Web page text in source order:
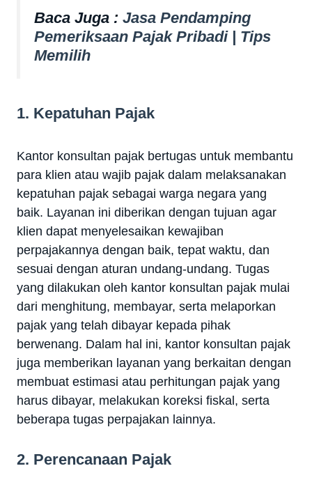
Baca Juga : Jasa Pendamping
Pemeriksaan Pajak Pribadi | Tips
Memilih
1. Kepatuhan Pajak
Kantor konsultan pajak bertugas untuk membantu
para klien atau wajib pajak dalam melaksanakan
kepatuhan pajak sebagai warga negara yang
baik. Layanan ini diberikan dengan tujuan agar
klien dapat menyelesaikan kewajiban
perpajakannya dengan baik, tepat waktu, dan
sesuai dengan aturan undang-undang. Tugas
yang dilakukan oleh kantor konsultan pajak mulai
dari menghitung, membayar, serta melaporkan
pajak yang telah dibayar kepada pihak
berwenang. Dalam hal ini, kantor konsultan pajak
juga memberikan layanan yang berkaitan dengan
membuat estimasi atau perhitungan pajak yang
harus dibayar, melakukan koreksi fiskal, serta
beberapa tugas perpajakan lainnya.
2. Perencanaan Pajak